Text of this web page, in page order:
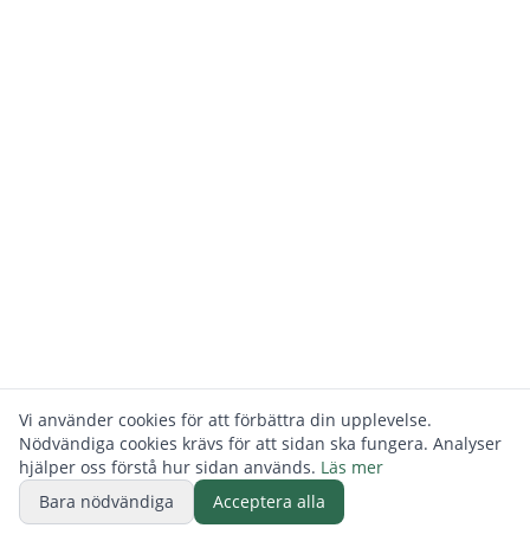
Vi använder cookies för att förbättra din upplevelse.
Nödvändiga cookies krävs för att sidan ska fungera. Analyser
hjälper oss förstå hur sidan används. Läs mer
Bara nödvändiga
Acceptera alla